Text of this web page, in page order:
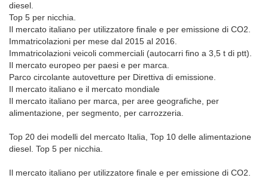
diesel.
Top 5 per nicchia.
Il mercato italiano per utilizzatore finale e per emissione di CO2.
Immatricolazioni per mese dal 2015 al 2016.
Immatricolazioni veicoli commerciali (autocarri fino a 3,5 t di ptt).
Il mercato europeo per paesi e per marca.
Parco circolante autovetture per Direttiva di emissione.
Il mercato italiano e il mercato mondiale
Il mercato italiano per marca, per aree geografiche, per
alimentazione, per segmento, per carrozzeria.
Top 20 dei modelli del mercato Italia, Top 10 delle alimentazione
diesel. Top 5 per nicchia.
Il mercato italiano per utilizzatore finale e per emissione di CO2.